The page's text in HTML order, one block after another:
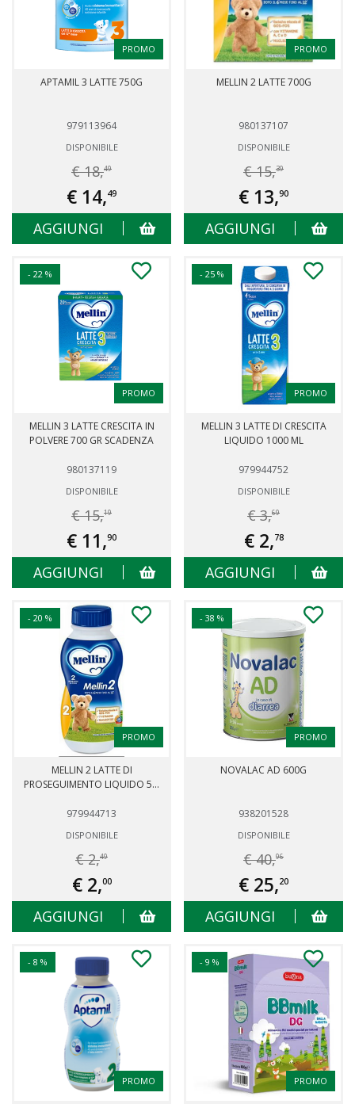
PROMO
APTAMIL 3 LATTE 750G
979113964
DISPONIBILE
€ 18,49
€ 14,49
AGGIUNGI
PROMO
MELLIN 2 LATTE 700G
980137107
DISPONIBILE
€ 15,39
€ 13,90
AGGIUNGI
- 22 %
PROMO
MELLIN 3 LATTE CRESCITA IN
POLVERE 700 GR SCADENZA
980137119
DISPONIBILE
€ 15,19
€ 11,90
AGGIUNGI
- 25 %
PROMO
MELLIN 3 LATTE DI CRESCITA
LIQUIDO 1000 ML
979944752
DISPONIBILE
€ 3,69
€ 2,78
AGGIUNGI
- 20 %
PROMO
MELLIN 2 LATTE DI
PROSEGUIMENTO LIQUIDO 5...
979944713
DISPONIBILE
€ 2,49
€ 2,00
AGGIUNGI
- 38 %
PROMO
NOVALAC AD 600G
938201528
DISPONIBILE
€ 40,96
€ 25,20
AGGIUNGI
- 8 %
PROMO
- 9 %
PROMO